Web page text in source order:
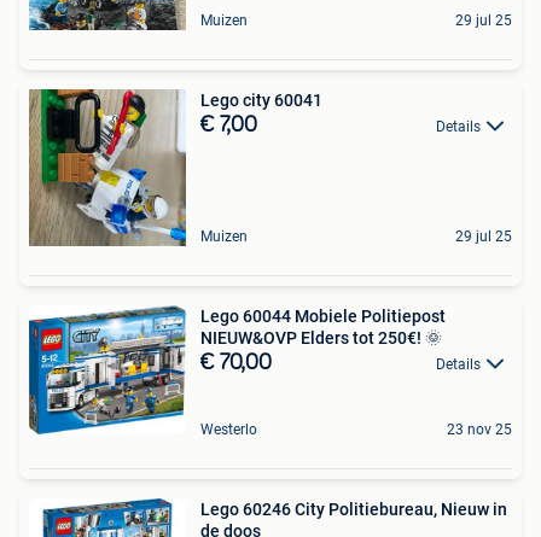
Muizen 29 jul 25
Lego city 60041
€ 7,00 Details
Muizen 29 jul 25
Lego 60044 Mobiele Politiepost
NIEUW&OVP Elders tot 250€! 🌞
€ 70,00 Details
Westerlo 23 nov 25
Lego 60246 City Politiebureau, Nieuw in
de doos